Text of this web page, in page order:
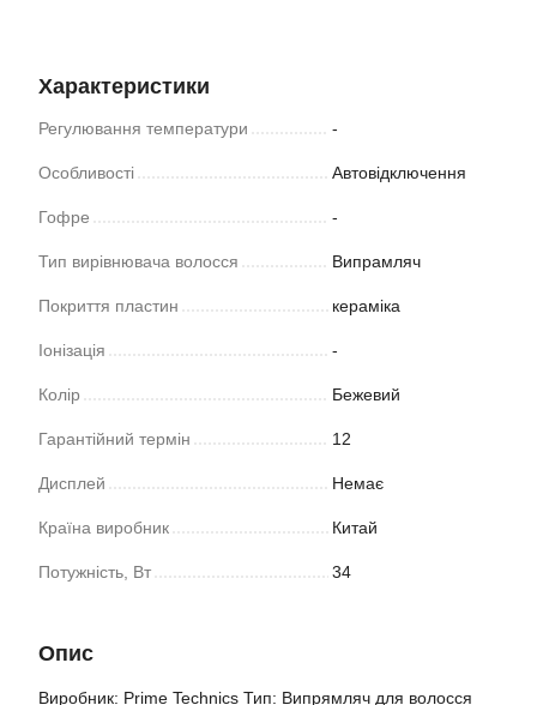
Характеристики
Регулювання температури -
Особливості Автовідключення
Гофре -
Тип вирівнювача волосся Випрамляч
Покриття пластин кераміка
Іонізація -
Колір Бежевий
Гарантійний термін 12
Дисплей Немає
Країна виробник Китай
Потужність, Вт 34
Опис
Виробник: Prime Technics Тип: Випрямляч для волосся